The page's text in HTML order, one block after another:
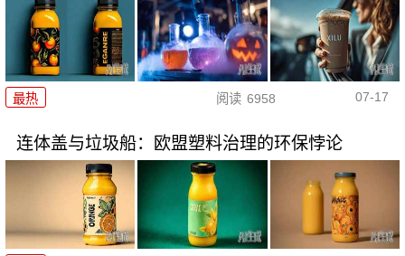
最热 阅读 6958 07-17
连体盖与垃圾船：欧盟塑料治理的环保悖论